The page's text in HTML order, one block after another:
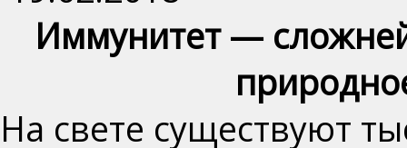
Иммунитет —
На свете существуют